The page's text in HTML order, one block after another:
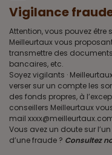
Vigilance
Attention, vous pouvez
Meilleurtaux vous
transmettre des
bancaires, etc.
Soyez vigilants ·
verser sur un compte les
des fonds propres, à
conseillers Meilleurtaux
mail
Vous avez un doute sur
d’une fraude ? Consultez